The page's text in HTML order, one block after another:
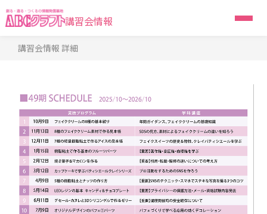
講習会情報
講習会情報 詳細